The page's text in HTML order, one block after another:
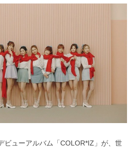
ビューアルバム「COLOR*IZ」が、世